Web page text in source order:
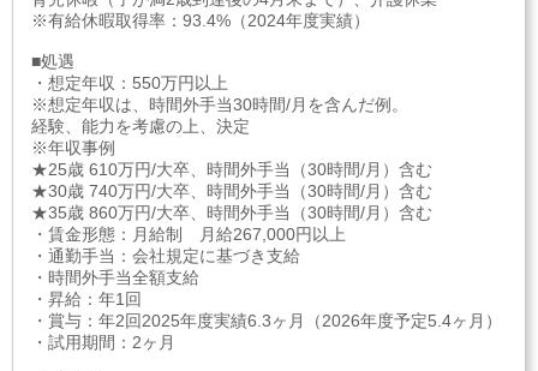
※有給休暇取得率：93.4%（2024年度実績）
■処遇
・想定年収：550万円以上
※想定年収は、時間外手当30時間/月を含んだ例。
経験、能力を考慮の上、決定
※年収事例
★25歳 610万円/大卒、時間外手当（30時間/月）含む
★30歳 740万円/大卒、時間外手当（30時間/月）含む
★35歳 860万円/大卒、時間外手当（30時間/月）含む
・賃金形態：月給制 月給267,000円以上
・通勤手当：会社規定に基づき支給
・時間外手当全額支給
・昇給：年1回
・賞与：年2回2025年度実績6.3ヶ月（2026年度予定5.4ヶ月）
・試用期間：2ヶ月